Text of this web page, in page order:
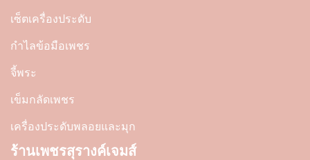
เซ็ตเครื่องประดับ
กำไลข้อมือเพชร
จี้พระ
เข็มกลัดเพชร
เครื่องประดับพลอยและมุก
ร้านเพชรสุรางค์เจมส์